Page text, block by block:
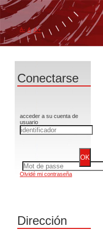
A- A A+
Conectarse
acceder a su cuenta de
usuario
Olvidé mi contraseña
Dirección